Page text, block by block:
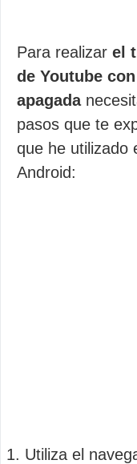
Para realizar el
de Youtube
apagada
pasos que te
que he utilizado
Android:
Utiliza el